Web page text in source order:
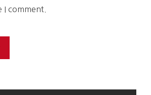
comment.